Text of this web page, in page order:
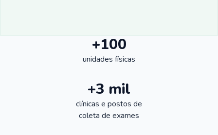
+100
unidades físicas
+3 mil
clínicas e postos de
coleta de exames